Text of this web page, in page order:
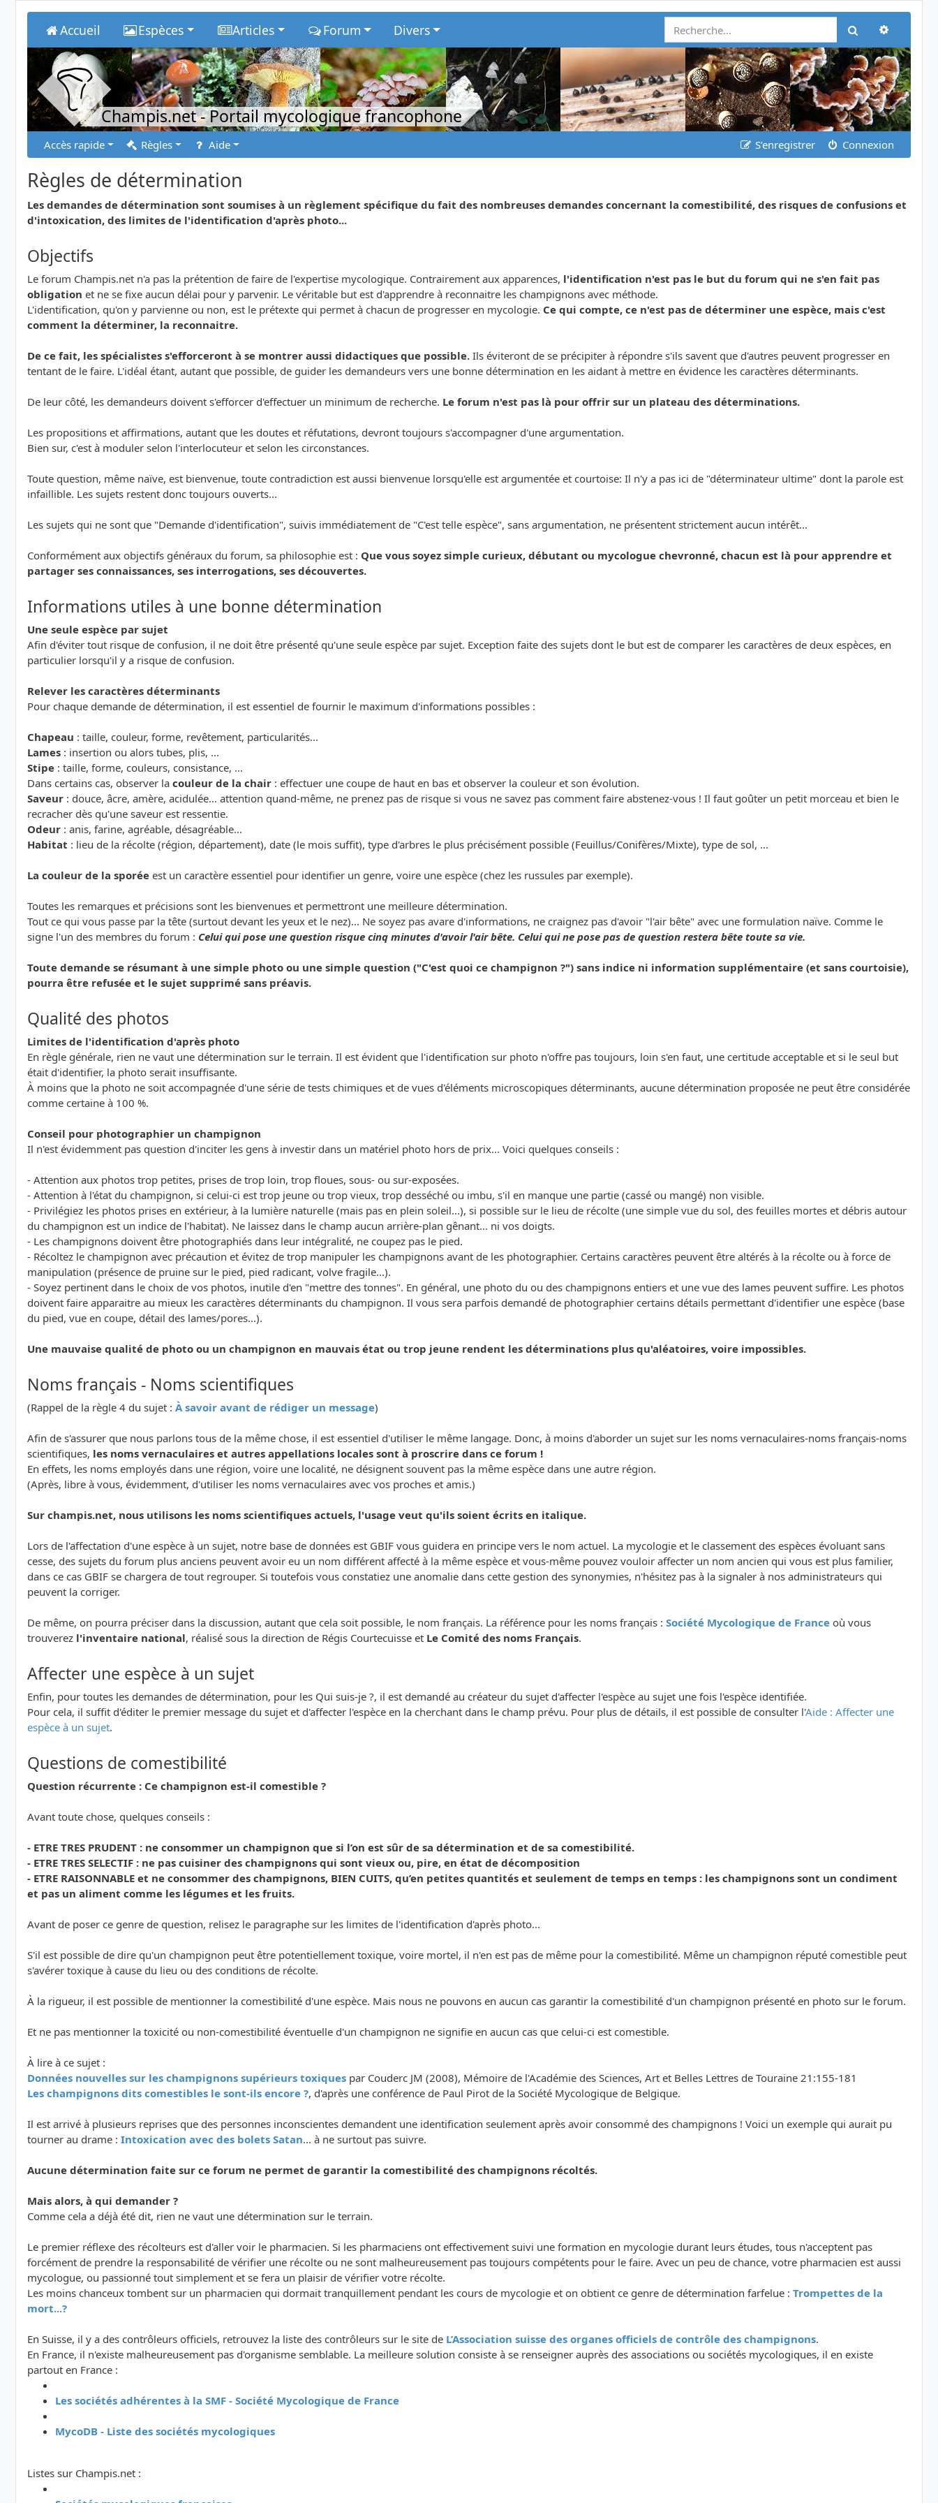
Accueil Espèces Articles Forum Divers Rechercher
Champis.net- Portail mycologique francophone
Accès rapide Règles Aide S’enregistrer Connexion
Règles de détermination
Les demandes de détermination sont soumises à un règlement spécifique du fait des nombreuses demandes concernant la comestibilité, des risques de confusions et
d'intoxication, des limites de l'identification d'après photo...
Objectifs
Le forum Champis.net n'a pas la prétention de faire de l'expertise mycologique. Contrairement aux apparences, l'identification n'est pas le but du forum qui ne s'en fait pas
obligation et ne se fixe aucun délai pour y parvenir. Le véritable but est d'apprendre à reconnaitre les champignons avec méthode.
L'identification, qu'on y parvienne ou non, est le prétexte qui permet à chacun de progresser en mycologie. Ce qui compte, ce n'est pas de déterminer une espèce, mais c'est
comment la déterminer, la reconnaitre.
De ce fait, les spécialistes s'efforceront à se montrer aussi didactiques que possible. Ils éviteront de se précipiter à répondre s'ils savent que d'autres peuvent progresser en
tentant de le faire. L'idéal étant, autant que possible, de guider les demandeurs vers une bonne détermination en les aidant à mettre en évidence les caractères déterminants.
De leur côté, les demandeurs doivent s'efforcer d'effectuer un minimum de recherche. Le forum n'est pas là pour offrir sur un plateau des déterminations.
Les propositions et affirmations, autant que les doutes et réfutations, devront toujours s'accompagner d'une argumentation.
Bien sur, c'est à moduler selon l'interlocuteur et selon les circonstances.
Toute question, même naïve, est bienvenue, toute contradiction est aussi bienvenue lorsqu'elle est argumentée et courtoise: Il n'y a pas ici de "déterminateur ultime" dont la parole est
infaillible. Les sujets restent donc toujours ouverts...
Les sujets qui ne sont que "Demande d'identification", suivis immédiatement de "C'est telle espèce", sans argumentation, ne présentent strictement aucun intérêt...
Conformément aux objectifs généraux du forum, sa philosophie est : Que vous soyez simple curieux, débutant ou mycologue chevronné, chacun est là pour apprendre et
partager ses connaissances, ses interrogations, ses découvertes.
Informations utiles à une bonne détermination
Une seule espèce par sujet
Afin d'éviter tout risque de confusion, il ne doit être présenté qu'une seule espèce par sujet. Exception faite des sujets dont le but est de comparer les caractères de deux espèces, en
particulier lorsqu'il y a risque de confusion.
Relever les caractères déterminants
Pour chaque demande de détermination, il est essentiel de fournir le maximum d'informations possibles :
Chapeau : taille, couleur, forme, revêtement, particularités...
Lames : insertion ou alors tubes, plis, ...
Stipe : taille, forme, couleurs, consistance, ...
Dans certains cas, observer la couleur de la chair : effectuer une coupe de haut en bas et observer la couleur et son évolution.
Saveur : douce, âcre, amère, acidulée... attention quand-même, ne prenez pas de risque si vous ne savez pas comment faire abstenez-vous ! Il faut goûter un petit morceau et bien le
recracher dès qu'une saveur est ressentie.
Odeur : anis, farine, agréable, désagréable...
Habitat : lieu de la récolte (région, département), date (le mois suffit), type d'arbres le plus précisément possible (Feuillus/Conifères/Mixte), type de sol, ...
La couleur de la sporée est un caractère essentiel pour identifier un genre, voire une espèce (chez les russules par exemple).
Toutes les remarques et précisions sont les bienvenues et permettront une meilleure détermination.
Tout ce qui vous passe par la tête (surtout devant les yeux et le nez)... Ne soyez pas avare d'informations, ne craignez pas d'avoir "l'air bête" avec une formulation naïve. Comme le
signe l'un des membres du forum : Celui qui pose une question risque cinq minutes d'avoir l'air bête. Celui qui ne pose pas de question restera bête toute sa vie.
Toute demande se résumant à une simple photo ou une simple question ("C'est quoi ce champignon ?") sans indice ni information supplémentaire (et sans courtoisie),
pourra être refusée et le sujet supprimé sans préavis.
Qualité des photos
Limites de l'identification d'après photo
En règle générale, rien ne vaut une détermination sur le terrain. Il est évident que l'identification sur photo n'offre pas toujours, loin s'en faut, une certitude acceptable et si le seul but
était d'identifier, la photo serait insuffisante.
À moins que la photo ne soit accompagnée d'une série de tests chimiques et de vues d'éléments microscopiques déterminants, aucune détermination proposée ne peut être considérée
comme certaine à 100 %.
Conseil pour photographier un champignon
Il n'est évidemment pas question d'inciter les gens à investir dans un matériel photo hors de prix... Voici quelques conseils :
- Attention aux photos trop petites, prises de trop loin, trop floues, sous- ou sur-exposées.
- Attention à l'état du champignon, si celui-ci est trop jeune ou trop vieux, trop desséché ou imbu, s'il en manque une partie (cassé ou mangé) non visible.
- Privilégiez les photos prises en extérieur, à la lumière naturelle (mais pas en plein soleil...), si possible sur le lieu de récolte (une simple vue du sol, des feuilles mortes et débris autour
du champignon est un indice de l'habitat). Ne laissez dans le champ aucun arrière-plan gênant... ni vos doigts.
- Les champignons doivent être photographiés dans leur intégralité, ne coupez pas le pied.
- Récoltez le champignon avec précaution et évitez de trop manipuler les champignons avant de les photographier. Certains caractères peuvent être altérés à la récolte ou à force de
manipulation (présence de pruine sur le pied, pied radicant, volve fragile...).
- Soyez pertinent dans le choix de vos photos, inutile d'en "mettre des tonnes". En général, une photo du ou des champignons entiers et une vue des lames peuvent suffire. Les photos
doivent faire apparaitre au mieux les caractères déterminants du champignon. Il vous sera parfois demandé de photographier certains détails permettant d'identifier une espèce (base
du pied, vue en coupe, détail des lames/pores...).
Une mauvaise qualité de photo ou un champignon en mauvais état ou trop jeune rendent les déterminations plus qu'aléatoires, voire impossibles.
Noms français - Noms scientifiques
(Rappel de la règle 4 du sujet : À savoir avant de rédiger un message)
Afin de s'assurer que nous parlons tous de la même chose, il est essentiel d'utiliser le même langage. Donc, à moins d'aborder un sujet sur les noms vernaculaires-noms français-noms
scientifiques, les noms vernaculaires et autres appellations locales sont à proscrire dans ce forum !
En effets, les noms employés dans une région, voire une localité, ne désignent souvent pas la même espèce dans une autre région.
(Après, libre à vous, évidemment, d'utiliser les noms vernaculaires avec vos proches et amis.)
Sur champis.net, nous utilisons les noms scientifiques actuels, l'usage veut qu'ils soient écrits en italique.
Lors de l'affectation d'une espèce à un sujet, notre base de données est GBIF vous guidera en principe vers le nom actuel. La mycologie et le classement des espèces évoluant sans
cesse, des sujets du forum plus anciens peuvent avoir eu un nom différent affecté à la même espèce et vous-même pouvez vouloir affecter un nom ancien qui vous est plus familier,
dans ce cas GBIF se chargera de tout regrouper. Si toutefois vous constatiez une anomalie dans cette gestion des synonymies, n'hésitez pas à la signaler à nos administrateurs qui
peuvent la corriger.
De même, on pourra préciser dans la discussion, autant que cela soit possible, le nom français. La référence pour les noms français : Société Mycologique de France où vous
trouverez l'inventaire national, réalisé sous la direction de Régis Courtecuisse et Le Comité des noms Français.
Affecter une espèce à un sujet
Enfin, pour toutes les demandes de détermination, pour les Qui suis-je ?, il est demandé au créateur du sujet d'affecter l'espèce au sujet une fois l'espèce identifiée.
Pour cela, il suffit d'éditer le premier message du sujet et d'affecter l'espèce en la cherchant dans le champ prévu. Pour plus de détails, il est possible de consulter l'Aide : Affecter une
espèce à un sujet.
Questions de comestibilité
Question récurrente : Ce champignon est-il comestible ?
Avant toute chose, quelques conseils :
- ETRE TRES PRUDENT : ne consommer un champignon que si l’on est sûr de sa détermination et de sa comestibilité.
- ETRE TRES SELECTIF : ne pas cuisiner des champignons qui sont vieux ou, pire, en état de décomposition
- ETRE RAISONNABLE et ne consommer des champignons, BIEN CUITS, qu’en petites quantités et seulement de temps en temps : les champignons sont un condiment
et pas un aliment comme les légumes et les fruits.
Avant de poser ce genre de question, relisez le paragraphe sur les limites de l'identification d'après photo...
S'il est possible de dire qu'un champignon peut être potentiellement toxique, voire mortel, il n'en est pas de même pour la comestibilité. Même un champignon réputé comestible peut
s'avérer toxique à cause du lieu ou des conditions de récolte.
À la rigueur, il est possible de mentionner la comestibilité d'une espèce. Mais nous ne pouvons en aucun cas garantir la comestibilité d'un champignon présenté en photo sur le forum.
Et ne pas mentionner la toxicité ou non-comestibilité éventuelle d'un champignon ne signifie en aucun cas que celui-ci est comestible.
À lire à ce sujet :
Données nouvelles sur les champignons supérieurs toxiques par Couderc JM (2008), Mémoire de l'Académie des Sciences, Art et Belles Lettres de Touraine 21:155-181
Les champignons dits comestibles le sont-ils encore ?, d'après une conférence de Paul Pirot de la Société Mycologique de Belgique.
Il est arrivé à plusieurs reprises que des personnes inconscientes demandent une identification seulement après avoir consommé des champignons ! Voici un exemple qui aurait pu
tourner au drame : Intoxication avec des bolets Satan... à ne surtout pas suivre.
Aucune détermination faite sur ce forum ne permet de garantir la comestibilité des champignons récoltés.
Mais alors, à qui demander ?
Comme cela a déjà été dit, rien ne vaut une détermination sur le terrain.
Le premier réflexe des récolteurs est d'aller voir le pharmacien. Si les pharmaciens ont effectivement suivi une formation en mycologie durant leurs études, tous n'acceptent pas
forcément de prendre la responsabilité de vérifier une récolte ou ne sont malheureusement pas toujours compétents pour le faire. Avec un peu de chance, votre pharmacien est aussi
mycologue, ou passionné tout simplement et se fera un plaisir de vérifier votre récolte.
Les moins chanceux tombent sur un pharmacien qui dormait tranquillement pendant les cours de mycologie et on obtient ce genre de détermination farfelue : Trompettes de la
mort...?
En Suisse, il y a des contrôleurs officiels, retrouvez la liste des contrôleurs sur le site de L’Association suisse des organes officiels de contrôle des champignons.
En France, il n'existe malheureusement pas d'organisme semblable. La meilleure solution consiste à se renseigner auprès des associations ou sociétés mycologiques, il en existe
partout en France :
Les sociétés adhérentes à la SMF - Société Mycologique de France
MycoDB - Liste des sociétés mycologiques
Listes sur Champis.net :